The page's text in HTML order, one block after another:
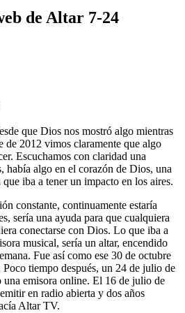
de Altar 7-24
que Dios nos mostró algo mientras
de 2012 vimos claramente que algo
Escuchamos con claridad una
había algo en el corazón de Dios, una
iba a tener un impacto en los aires.
constante, continuamente estaría
sería una ayuda para que cualquiera
conectarse con Dios. Lo que iba a
musical, sería un altar, encendido
Fue así como ese 30 de octubre
tiempo después, un 24 de julio de
emisora online. El 16 de julio de
en radio abierta y dos años
Altar TV.